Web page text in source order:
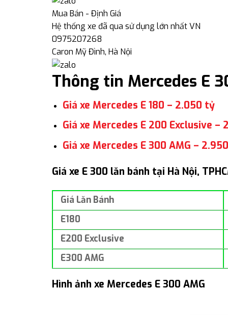
Mua Bán - Định Giá
Hệ thống xe đã qua sử dụng lớn nhất VN
0975207268
Caron Mỹ Đình, Hà Nội
Thông tin Mercedes E
Giá xe Mercedes E 180 – 2.050 tỷ
Giá xe Mercedes E 200 Exclusive –
Giá xe Mercedes E 300 AMG –
Giá xe E 300 lăn bánh tại Hà Nội,
Giá Lăn Bánh
E180
E200 Exclusive
E300 AMG
Hình ảnh xe Mercedes E 300 AMG